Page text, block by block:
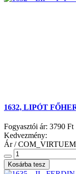
1632, LIPÓT
Fogyasztói ár: 3790 Ft
Kedvezmény:
Ár /